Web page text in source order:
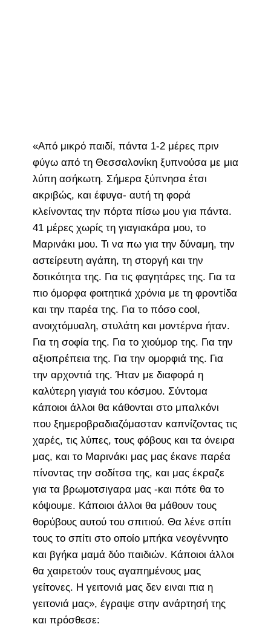
«Από μικρό παιδί, πάντα 1-2 μέρες πριν
φύγω από τη Θεσσαλονίκη ξυπνούσα με μια
λύπη ασήκωτη. Σήμερα ξύπνησα έτσι
ακριβώς, και έφυγα- αυτή τη φορά
κλείνοντας την πόρτα πίσω μου για πάντα.
41 μέρες χωρίς τη γιαγιακάρα μου, το
Μαρινάκι μου. Τι να πω για την δύναμη, την
αστείρευτη αγάπη, τη στοργή και την
δοτικότητα της. Για τις φαγητάρες της. Για τα
πιο όμορφα φοιτητικά χρόνια με τη φροντίδα
και την παρέα της. Για το πόσο cool,
ανοιχτόμυαλη, στυλάτη και μοντέρνα ήταν.
Για τη σοφία της. Για το χιούμορ της. Για την
αξιοπρέπεια της. Για την ομορφιά της. Για
την αρχοντιά της. Ήταν με διαφορά η
καλύτερη γιαγιά του κόσμου. Σύντομα
κάποιοι άλλοι θα κάθονται στο μπαλκόνι
που ξημεροβραδιαζόμασταν καπνίζοντας τις
χαρές, τις λύπες, τους φόβους και τα όνειρα
μας, και το Μαρινάκι μας μας έκανε παρέα
πίνοντας την σοδίτσα της, και μας έκραζε
για τα βρωμοτσιγαρα μας -και πότε θα το
κόψουμε. Κάποιοι άλλοι θα μάθουν τους
θορύβους αυτού του σπιτιού. Θα λένε σπίτι
τους το σπίτι στο οποίο μπήκα νεογέννητο
και βγήκα μαμά δύο παιδιών. Κάποιοι άλλοι
θα χαιρετούν τους αγαπημένους μας
γείτονες. Η γειτονιά μας δεν ειναι πια η
γειτονιά μας», έγραψε στην ανάρτησή της
και πρόσθεσε: